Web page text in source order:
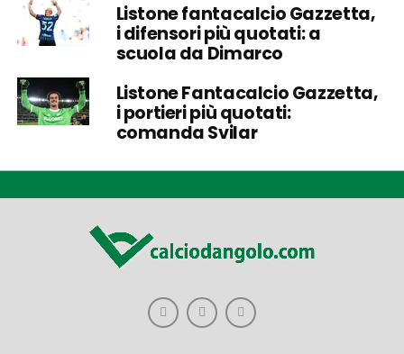
Listone fantacalcio Gazzetta,
i difensori più quotati: a
scuola da Dimarco
Listone Fantacalcio Gazzetta,
i portieri più quotati:
comanda Svilar